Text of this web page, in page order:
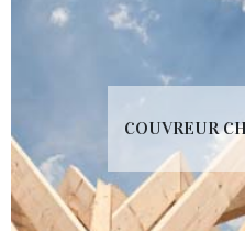
COUVREUR